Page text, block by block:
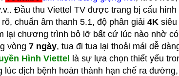
Đầu thu Viettel TV được trang bị cấu
rõ, chuẩn âm thanh 5.1, độ phân giải 4K siêu
lại chương trình bỏ lỡ bất cứ lúc nào nhờ có
vòng 7 ngày, tua đi tua lại thoải mái dễ
Hình Viettel
là sự lựa chọn thiết yếu
lúc dịch bệnh hoàn thành hạn chế ra